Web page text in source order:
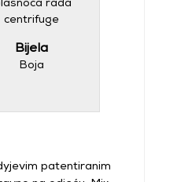
centrifuge
Bijela
Boja
patentiranim